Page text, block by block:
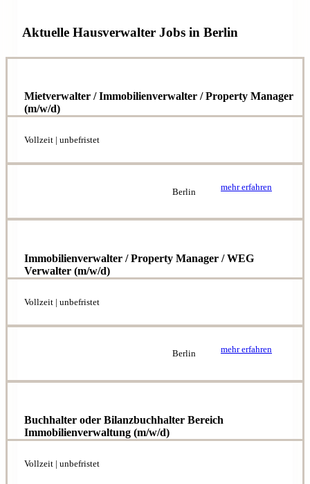
Aktuelle Hausverwalter Jobs in Berlin
Mietverwalter / Immobilienverwalter / Property Manager
(m/w/d)
Vollzeit | unbefristet
Berlin mehr erfahren
Immobilienverwalter / Property Manager / WEG
Verwalter (m/w/d)
Vollzeit | unbefristet
Berlin mehr erfahren
Buchhalter oder Bilanzbuchhalter Bereich
Immobilienverwaltung (m/w/d)
Vollzeit | unbefristet